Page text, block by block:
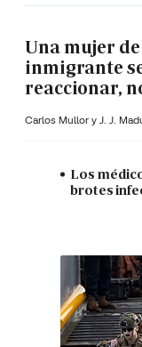
Una mujer
inmigrante
reaccionar,
Carlos Mullor y J. J.
Los
brotes